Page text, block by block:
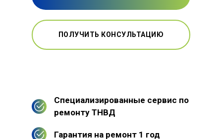
ПОЛУЧИТЬ КОНСУЛЬТАЦИЮ
Специализированные сервис по
ремонту ТНВД
Гарантия на ремонт 1 год